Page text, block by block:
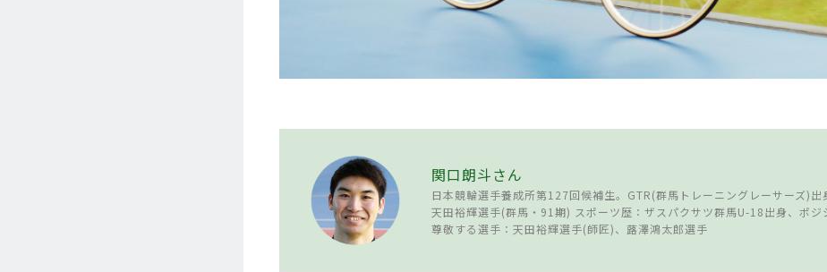
関口朗斗さん
日本競輪選手養成所第127回候補生。GTR(群馬トレーニングレーサーズ)出
天田裕輝選手(群馬・91期) スポーツ歴：ザスパクサツ群馬U-18出身、ポジ
尊敬する選手：天田裕輝選手(師匠)、蕗澤鴻太郎選手